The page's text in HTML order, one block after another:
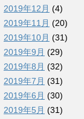
2019年12月 (4)
2019年11月 (20)
2019年10月 (31)
2019年9月 (29)
2019年8月 (32)
2019年7月 (31)
2019年6月 (30)
2019年5月 (31)